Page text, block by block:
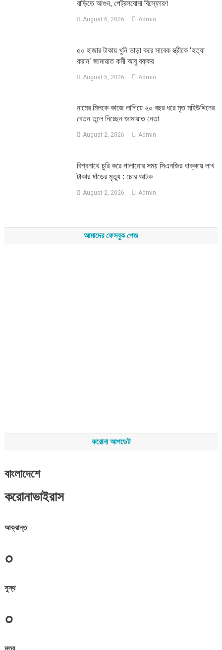
বাড়িতে আগুন, পেট্রলবোমা বিস্ফোরণ
August 6, 2026 Admin
৫০ হাজার টাকায় খুনি ভাড়া করে সাবেক স্ত্রীকে ‘হত্যা
করান’ জামায়াত কর্মী আবু বক্কর
August 5, 2026 Admin
নামের মিলকে কাজে লাগিয়ে ২০ বছর ধরে মৃত মহিউদ্দিনের
বেতন তুলে নিচ্ছেন জামায়াত নেতা
August 2, 2026 Admin
‎বিশ্বনাথে চুরি করে পালানোর সময় সিএনজির ধাক্কায় লাখ
টাকার ষাঁড়ের মৃত্যু : চোর আটক
August 2, 2026 Admin
আমাদের ফেসবুক পেজ
করোনা আপডেট
বাংলাদেশে
করোনাভাইরাস
আক্রান্ত
০
সুস্থ
০
মৃত্যু